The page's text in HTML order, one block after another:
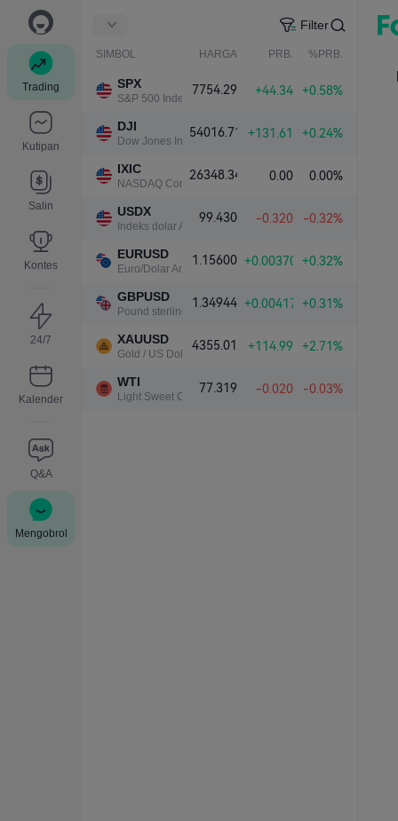
Trading
Kutipan
Salin
Kontes
24/7
Kalender
Q&A
Mengobrol
Filter
SIMBOL HARGA PRB. %PRB.
SPX
S&P 500 Index
7754.29 +44.34 +0.58%
DJI
Dow Jones Industrial Average
54016.71 +131.61 +0.24%
IXIC
NASDAQ Composite Index
26348.34 0.00 0.00%
USDX
Indeks dolar AS
99.430 -0.320 -0.32%
EURUSD
Euro/Dolar Amerika
1.15600 +0.00370 +0.32%
GBPUSD
Pound sterling/Dolar Amerika
1.34944 +0.00417 +0.31%
XAUUSD
Gold / US Dollar
4355.01 +114.99 +2.71%
WTI
Light Sweet Crude Oil
77.319 -0.020 -0.03%